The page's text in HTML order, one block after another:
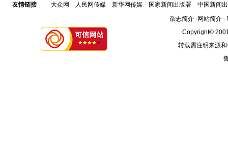
友情链接 大众网 人民网传媒 新华网传媒 国家新闻出版署
中国新闻
杂志简介-网站简介-
Copyright©
转载需注明来源